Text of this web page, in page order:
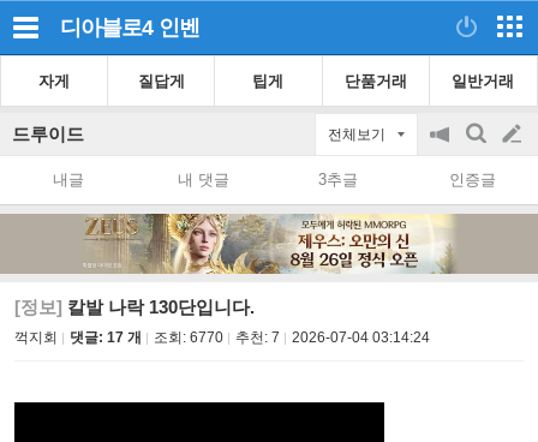
디아블로4 인벤
자게 질답게 팁게 단품거래 일반거래
드루이드 전체보기
공
on/off
검
색
글
쓰
내글 내 댓글 3추글 인증글
[정보] 칼발 나락 130단입니다.
꺽지회 댓글: 17 개 조회: 6770 추천: 7 2026-07-04 03:14:24